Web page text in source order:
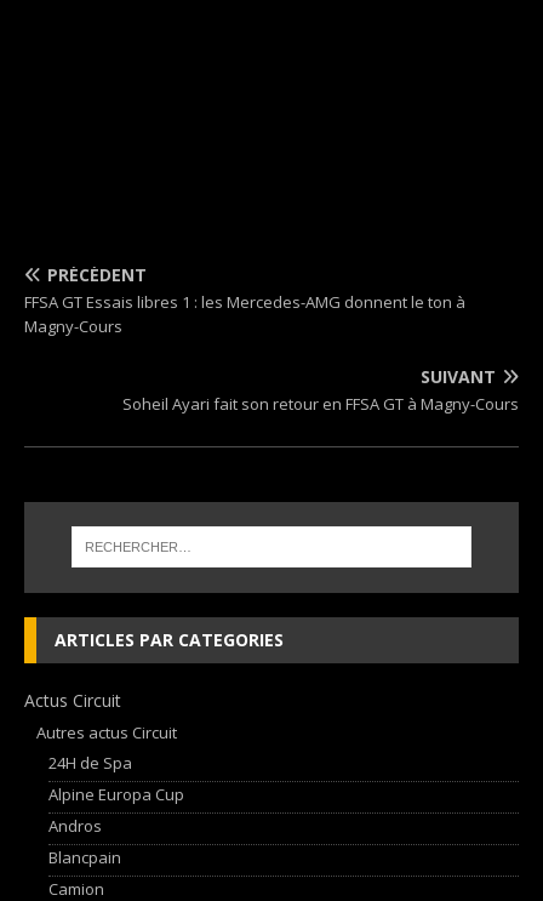
PRÉCÉDENT
FFSA GT Essais libres 1 : les Mercedes-AMG donnent le ton à
Magny-Cours
SUIVANT
Soheil Ayari fait son retour en FFSA GT à Magny-Cours
ARTICLES PAR CATEGORIES
Actus Circuit
Autres actus Circuit
24H de Spa
Alpine Europa Cup
Andros
Blancpain
Camion